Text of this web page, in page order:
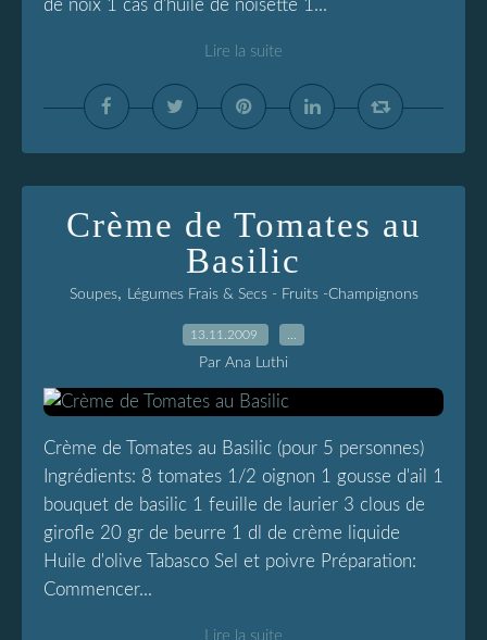
de noix 1 càs d'huile de noisette 1...
Lire la suite
Crème de Tomates au
Basilic
Soupes, Légumes Frais & Secs - Fruits -Champignons
13.11.2009
Par Ana Luthi
Crème de Tomates au Basilic (pour 5 personnes)
Ingrédients: 8 tomates 1/2 oignon 1 gousse d'ail 1
bouquet de basilic 1 feuille de laurier 3 clous de
girofle 20 gr de beurre 1 dl de crème liquide
Huile d'olive Tabasco Sel et poivre Préparation:
Commencer...
Lire la suite